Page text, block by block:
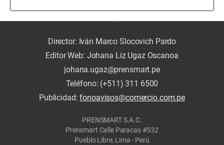
Director: Iván Marco Slocovich Pardo
Editor Web: Johana Liz Ugaz Oscanoa
johana.ugaz@prensmart.pe
Teléfono: (+511) 311 6500
Publicidad:fonoavisos@comercio.com.pe
PRENSMART S.A.C.
Prensmart Calle Paracas #532
Pueblo Libre, Lima - Perú